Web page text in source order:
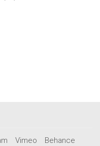
Vimeo
Behance